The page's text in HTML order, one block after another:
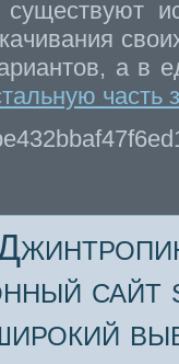
существуют
а в
часть